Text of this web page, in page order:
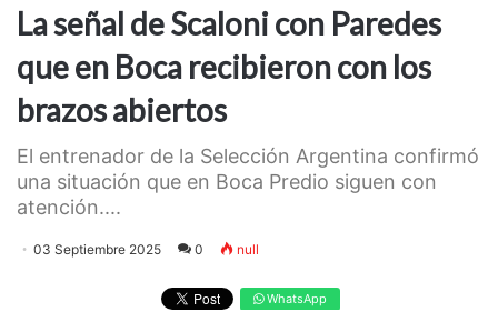
La señal de Scaloni con Paredes
que en Boca recibieron con los
brazos abiertos
El entrenador de la Selección Argentina confirmó
una situación que en Boca Predio siguen con
atención....
03 Septiembre 2025 0 null
WhatsApp